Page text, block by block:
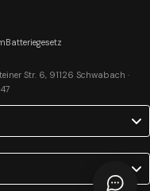
Str. 6, 91126 Schwabach ·
Batteriegesetz